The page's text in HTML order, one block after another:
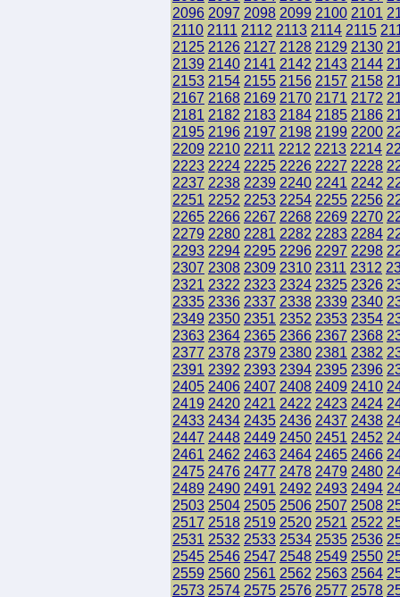
2096 2097 2098 2099 2100 2101
2110 2111 2112 2113 2114 2115
2125 2126 2127 2128 2129 2130
2139 2140 2141 2142 2143 2144
2153 2154 2155 2156 2157 2158
2167 2168 2169 2170 2171 2172
2181 2182 2183 2184 2185 2186
2195 2196 2197 2198 2199 2200
2209 2210 2211 2212 2213 2214
2223 2224 2225 2226 2227 2228
2237 2238 2239 2240 2241 2242
2251 2252 2253 2254 2255 2256
2265 2266 2267 2268 2269 2270
2279 2280 2281 2282 2283 2284
2293 2294 2295 2296 2297 2298
2307 2308 2309 2310 2311 2312
2321 2322 2323 2324 2325 2326
2335 2336 2337 2338 2339 2340
2349 2350 2351 2352 2353 2354
2363 2364 2365 2366 2367 2368
2377 2378 2379 2380 2381 2382
2391 2392 2393 2394 2395 2396
2405 2406 2407 2408 2409 2410
2419 2420 2421 2422 2423 2424
2433 2434 2435 2436 2437 2438
2447 2448 2449 2450 2451 2452
2461 2462 2463 2464 2465 2466
2475 2476 2477 2478 2479 2480
2489 2490 2491 2492 2493 2494
2503 2504 2505 2506 2507 2508
2517 2518 2519 2520 2521 2522
2531 2532 2533 2534 2535 2536
2545 2546 2547 2548 2549 2550
2559 2560 2561 2562 2563 2564
2573 2574 2575 2576 2577 2578